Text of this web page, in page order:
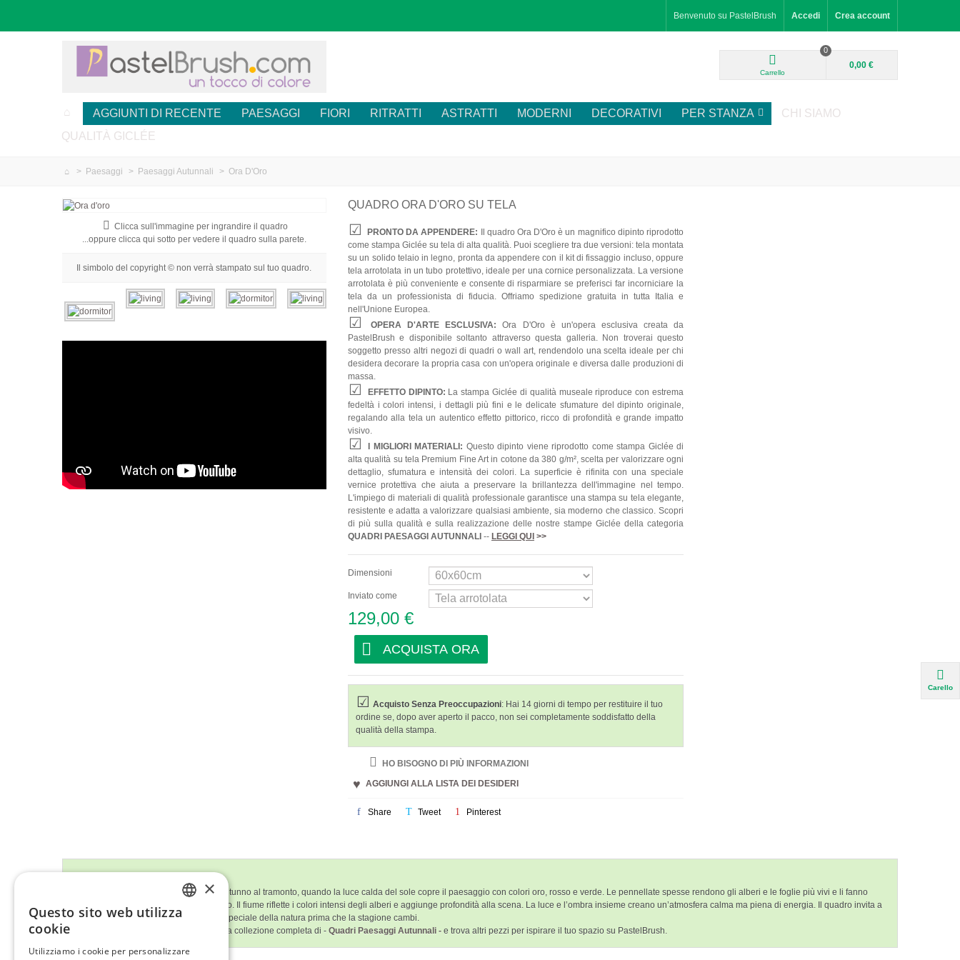
Benvenuto su PastelBrush Accedi Crea account
Carrello
0
0,00 €
AGGIUNTI DI RECENTE PAESAGGI FIORI RITRATTI ASTRATTI MODERNI DECORATIVI PER STANZA
CHI SIAMO
QUALITÀ GICLÉE
> Paesaggi > Paesaggi Autunnali > Ora D'Oro
Clicca sull'immagine per ingrandire il quadro
...oppure clicca qui sotto per vedere il quadro sulla parete.
Il simbolo del copyright © non verrà stampato sul tuo quadro.
QUADRO ORA D'ORO SU TELA
PRONTO DA APPENDERE: Il quadro Ora D'Oro è un magnifico dipinto riprodotto
come stampa Giclée su tela di alta qualità. Puoi scegliere tra due versioni: tela montata
su un solido telaio in legno, pronta da appendere con il kit di fissaggio incluso, oppure
tela arrotolata in un tubo protettivo, ideale per una cornice personalizzata. La versione
arrotolata è più conveniente e consente di risparmiare se preferisci far incorniciare la
tela da un professionista di fiducia. Offriamo spedizione gratuita in tutta Italia e
nell'Unione Europea.
OPERA D'ARTE ESCLUSIVA:Ora D'Oro è un'opera esclusiva creata da
PastelBrush e disponibile soltanto attraverso questa galleria. Non troverai questo
soggetto presso altri negozi di quadri o wall art, rendendolo una scelta ideale per chi
desidera decorare la propria casa con un'opera originale e diversa dalle produzioni di
massa.
EFFETTO DIPINTO: La stampa Giclée di qualità museale riproduce con estrema
fedeltà i colori intensi, i dettagli più fini e le delicate sfumature del dipinto originale,
regalando alla tela un autentico effetto pittorico, ricco di profondità e grande impatto
visivo.
I MIGLIORI MATERIALI: Questo dipinto viene riprodotto come stampa Giclée di
alta qualità su tela Premium Fine Art in cotone da 380 g/m², scelta per valorizzare ogni
dettaglio, sfumatura e intensità dei colori. La superficie è rifinita con una speciale
vernice protettiva che aiuta a preservare la brillantezza dell'immagine nel tempo.
L'impiego di materiali di qualità professionale garantisce una stampa su tela elegante,
resistente e adatta a valorizzare qualsiasi ambiente, sia moderno che classico. Scopri
di più sulla qualità e sulla realizzazione delle nostre stampe Giclée della categoria
QUADRI PAESAGGI AUTUNNALI-- LEGGI QUI>>
Dimensioni
Inviato come
129,00 €
ACQUISTA ORA
Acquisto Senza Preoccupazioni: Hai 14 giorni di tempo per restituire il tuo
ordine se, dopo aver aperto il pacco, non sei completamente soddisfatto della
qualità della stampa.
HO BISOGNO DI PIÙ INFORMAZIONI
AGGIUNGI ALLA LISTA DEI DESIDERI
Share Tweet Pinterest
Descrizione del Quadro
Questo quadro mostra la bellezza dell’autunno al tramonto, quando la luce calda del sole copre il paesaggio con colori oro, rosso e verde. Le pennellate spesse rendono gli alberi e le foglie più vivi e li fanno
risaltare contro il cielo azzurro e tranquillo. Il fiume riflette i colori intensi degli alberi e aggiunge profondità alla scena. La luce e l’ombra insieme creano un’atmosfera calma ma piena di energia. Il quadro invita a
fermarsi e a godere di questo momento speciale della natura prima che la stagione cambi.
? Scopri la nostra collezione completa di - Quadri Paesaggi Autunnali - e trova altri pezzi per ispirare il tuo spazio su PastelBrush.
Carello
×
Questo sito web utilizza
cookie
Utilizziamo i cookie per personalizzare